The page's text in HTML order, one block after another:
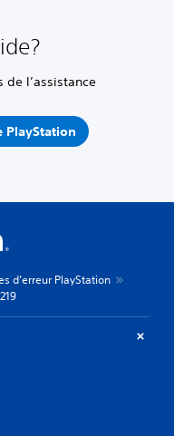
de l’assistance
PlayStation
d’erreur PlayStation